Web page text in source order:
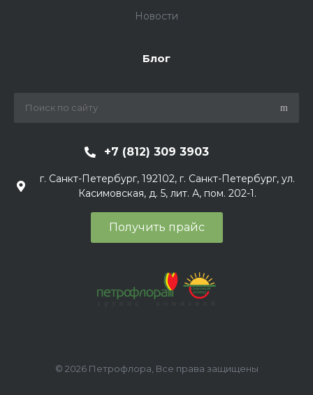
Новости
Блог
+7 (812) 309 3903
г. Санкт-Петербург, 192102, г. Санкт-Петербург, ул.
Касимовская, д. 5, лит. А, пом. 202-1.
Получить прайс
© 2026 Петрофлора, Все права защищены